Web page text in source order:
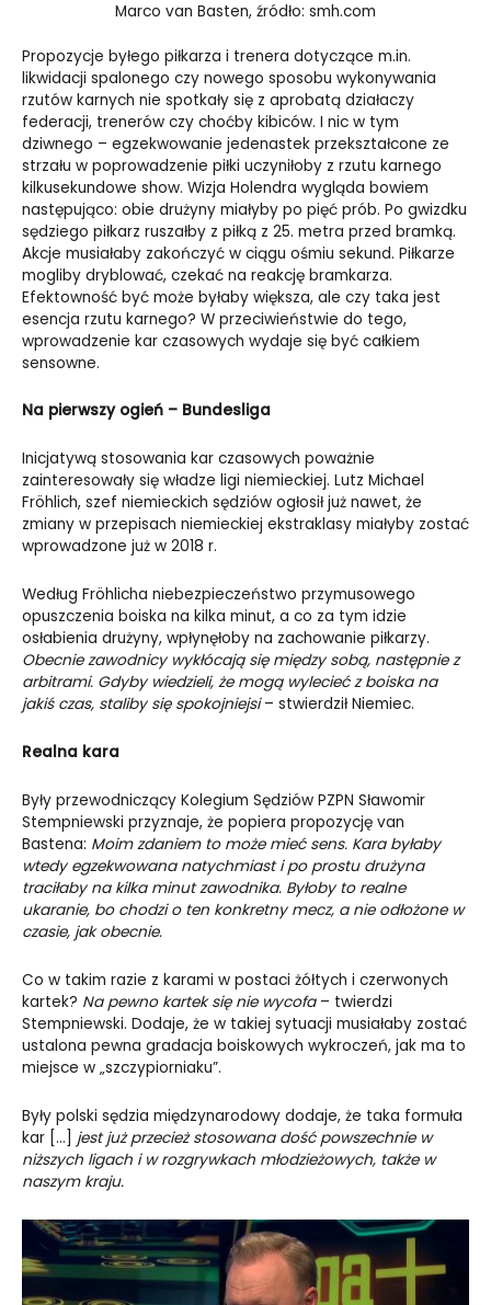
Marco van Basten, źródło: smh.com
Propozycje byłego piłkarza i trenera dotyczące m.in.
likwidacji spalonego czy nowego sposobu wykonywania
rzutów karnych nie spotkały się z aprobatą działaczy
federacji, trenerów czy choćby kibiców. I nic w tym
dziwnego – egzekwowanie jedenastek przekształcone ze
strzału w poprowadzenie piłki uczyniłoby z rzutu karnego
kilkusekundowe show. Wizja Holendra wygląda bowiem
następująco: obie drużyny miałyby po pięć prób. Po gwizdku
sędziego piłkarz ruszałby z piłką z 25. metra przed bramką.
Akcje musiałaby zakończyć w ciągu ośmiu sekund. Piłkarze
mogliby dryblować, czekać na reakcję bramkarza.
Efektowność być może byłaby większa, ale czy taka jest
esencja rzutu karnego? W przeciwieństwie do tego,
wprowadzenie kar czasowych wydaje się być całkiem
sensowne.
Na pierwszy ogień – Bundesliga
Inicjatywą stosowania kar czasowych poważnie
zainteresowały się władze ligi niemieckiej. Lutz Michael
Fröhlich, szef niemieckich sędziów ogłosił już nawet, że
zmiany w przepisach niemieckiej ekstraklasy miałyby zostać
wprowadzone już w 2018 r.
Według Fröhlicha niebezpieczeństwo przymusowego
opuszczenia boiska na kilka minut, a co za tym idzie
osłabienia drużyny, wpłynęłoby na zachowanie piłkarzy.
Obecnie zawodnicy wykłócają się między sobą, następnie z
arbitrami. Gdyby wiedzieli, że mogą wylecieć z boiska na
jakiś czas, staliby się spokojniejsi– stwierdził Niemiec.
Realna kara
Były przewodniczący Kolegium Sędziów PZPN Sławomir
Stempniewski przyznaje, że popiera propozycję van
Bastena: Moim zdaniem to może mieć sens. Kara byłaby
wtedy egzekwowana natychmiast i po prostu drużyna
traciłaby na kilka minut zawodnika. Byłoby to realne
ukaranie, bo chodzi o ten konkretny mecz, a nie odłożone w
czasie, jak obecnie.
Co w takim razie z karami w postaci żółtych i czerwonych
kartek? Na pewno kartek się nie wycofa– twierdzi
Stempniewski. Dodaje, że w takiej sytuacji musiałaby zostać
ustalona pewna gradacja boiskowych wykroczeń, jak ma to
miejsce w „szczypiorniaku”.
Były polski sędzia międzynarodowy dodaje, że taka formuła
kar […] jest już przecież stosowana dość powszechnie w
niższych ligach i w rozgrywkach młodzieżowych, także w
naszym kraju.